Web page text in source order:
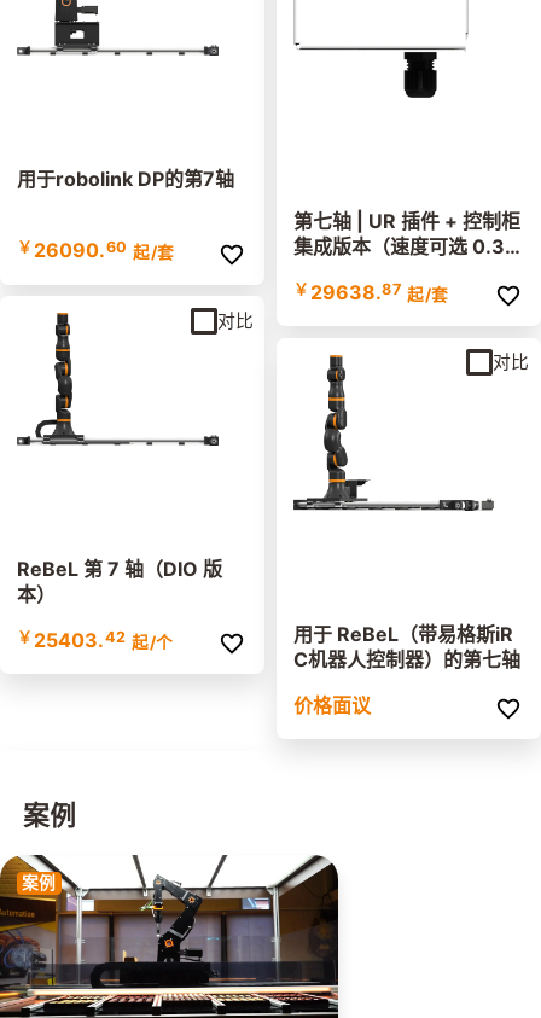
用于robolink DP的第7轴
￥ 26090.60 起/套
ReBeL 第 7 轴（DIO 版
本）
￥ 25403.42 起/个
对比
第七轴 | UR 插件 + 控制柜
集成版本（速度可选 0.3/
￥ 29638.87 起/套
用于 ReBeL（带易格斯iR
C机器人控制器）的第七轴
价格面议
对比
案例
案例